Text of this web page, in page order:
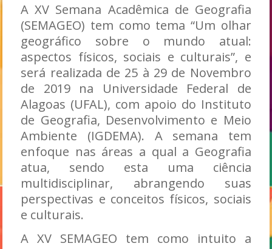
A XV Semana Acadêmica de Geografia
(SEMAGEO) tem como tema “Um olhar
geográfico sobre o mundo atual:
aspectos físicos, sociais e culturais”, e
será realizada de 25 à 29 de Novembro
de 2019 na Universidade Federal de
Alagoas (UFAL), com apoio do Instituto
de Geografia, Desenvolvimento e Meio
Ambiente (IGDEMA). A semana tem
enfoque nas áreas a qual a Geografia
atua, sendo esta uma ciência
multidisciplinar, abrangendo suas
perspectivas e conceitos físicos, sociais
e culturais.
A XV SEMAGEO tem como intuito a